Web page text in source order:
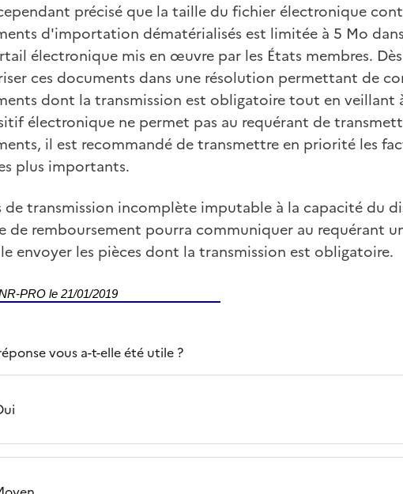
précisé que la taille du fichier électronique
d'importation dématérialisés est limitée à 5 Mo
électronique mis en œuvre par les États membres.
ces documents dans une résolution permettant de
dont la transmission est obligatoire tout en veillant
électronique ne permet pas au requérant de
il est recommandé de transmettre en priorité les
plus importants.
de transmission incomplète imputable à la capacité du
de remboursement pourra communiquer au requérant
envoyer les pièces dont la transmission est obligatoire.
PRO le 21/01/2019
vous a-t-elle été utile ?